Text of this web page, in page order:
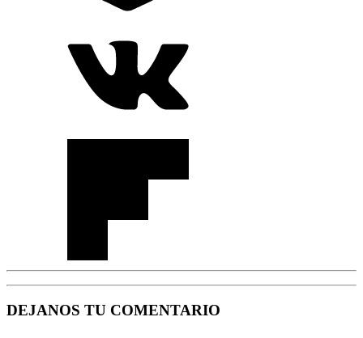
DEJANOS TU COMENTARIO